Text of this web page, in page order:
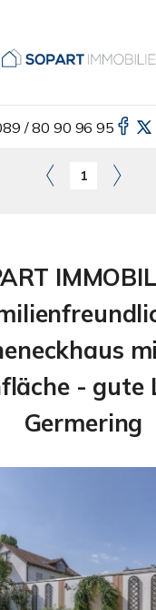
/ 80 90 96 95
1
- gute
Germering